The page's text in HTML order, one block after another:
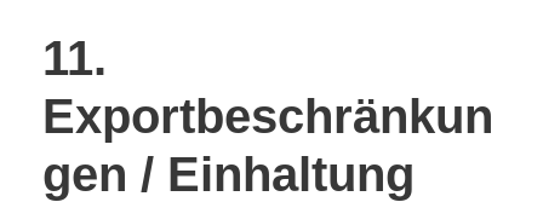
11.
Exportbeschränkun
gen / Einhaltung